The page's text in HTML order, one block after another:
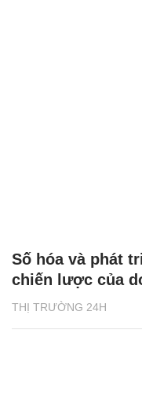
THỊ TRƯỜNG 24H
Số hóa và phát
chiến lược của